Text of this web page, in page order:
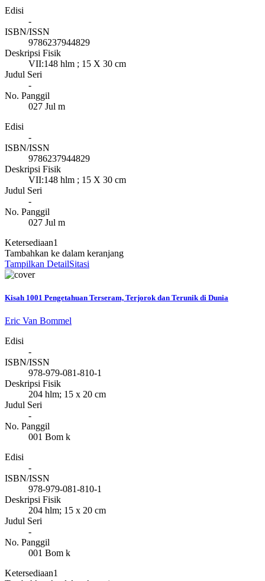
Edisi
-
ISBN/ISSN
9786237944829
Deskripsi Fisik
VII:148 hlm ; 15 X 30 cm
Judul Seri
-
No. Panggil
027 Jul m
Edisi
-
ISBN/ISSN
9786237944829
Deskripsi Fisik
VII:148 hlm ; 15 X 30 cm
Judul Seri
-
No. Panggil
027 Jul m
Ketersediaan1
Tambahkan ke dalam keranjang
Tampilkan DetailSitasi
Kisah 1001 Pengetahuan Terseram, Terjorok dan Terunik di Dunia
Eric Van Bommel
Edisi
-
ISBN/ISSN
978-979-081-810-1
Deskripsi Fisik
204 hlm; 15 x 20 cm
Judul Seri
-
No. Panggil
001 Bom k
Edisi
-
ISBN/ISSN
978-979-081-810-1
Deskripsi Fisik
204 hlm; 15 x 20 cm
Judul Seri
-
No. Panggil
001 Bom k
Ketersediaan1